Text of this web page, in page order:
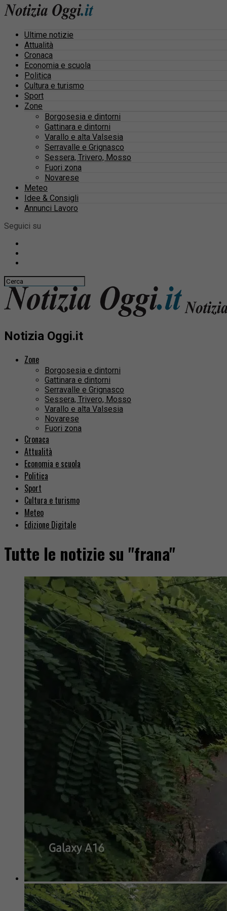
Ultime notizie
Attualità
Cronaca
Economia e scuola
Politica
Cultura e turismo
Sport
Zone
Borgosesia e dintorni
Gattinara e dintorni
Varallo e alta Valsesia
Serravalle e Grignasco
Sessera, Trivero, Mosso
Fuori zona
Novarese
Meteo
Idee & Consigli
Annunci Lavoro
Seguici su
Notizia Oggi.it
Zone
Borgosesia e dintorni
Gattinara e dintorni
Serravalle e Grignasco
Sessera, Trivero, Mosso
Varallo e alta Valsesia
Novarese
Fuori zona
Cronaca
Attualità
Economia e scuola
Politica
Sport
Cultura e turismo
Meteo
Edizione Digitale
Tutte le notizie su "frana"